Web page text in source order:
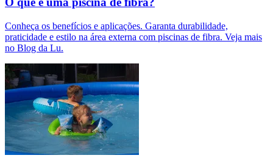
Conheça os benefícios e aplicações. Garanta durabilidade,
praticidade e estilo na área externa com piscinas de fibra. Veja mais
no Blog da Lu.